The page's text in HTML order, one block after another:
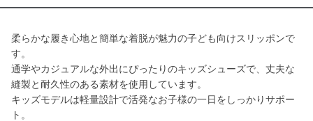
柔らかな履き心地と簡単な着脱が魅力の子ども向けスリッポンで
す。
通学やカジュアルな外出にぴったりのキッズシューズで、丈夫な
縫製と耐久性のある素材を使用しています。
キッズモデルは軽量設計で活発なお子様の一日をしっかりサポー
ト。